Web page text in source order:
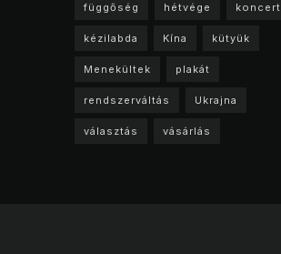
függőség hétvége koncert
kézilabda Kína kütyük
Menekültek plakát
rendszerváltás Ukrajna
választás vásárlás